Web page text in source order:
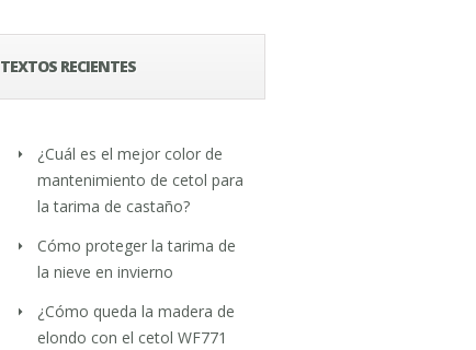
TEXTOS RECIENTES
¿Cuál es el mejor color de
mantenimiento de cetol para
la tarima de castaño?
Cómo proteger la tarima de
la nieve en invierno
¿Cómo queda la madera de
elondo con el cetol WF771